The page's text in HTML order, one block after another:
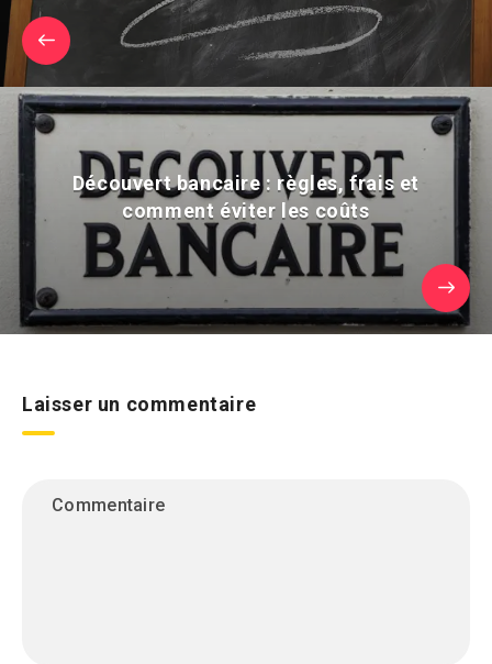
Découvert bancaire : règles, frais et
comment éviter les coûts
Laisser un commentaire